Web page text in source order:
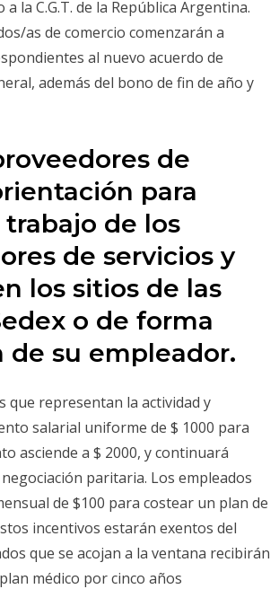
la C.G.T. de la República Argentina.
as de comercio comenzarán a
al nuevo acuerdo de
además del bono de fin de año y
de
para
de los
de servicios y
los sitios de las
o de forma
de su empleador.
que representan la actividad y
salarial uniforme de $ 1000 para
asciende a $ 2000, y continuará
paritaria. Los empleados
de $100 para costear un plan de
incentivos estarán exentos del
que se acojan a la ventana recibirán
médico por cinco años